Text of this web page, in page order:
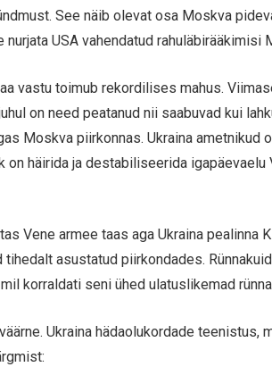
See näib olevat osa Moskva
nurjata USA vahendatud rahuläbirääkimisi
vastu toimub rekordilises mahus.
on need peatanud nii saabuvad kui
Moskva piirkonnas. Ukraina ametnikud
on häirida ja destabiliseerida
Vene armee taas aga Ukraina pealinna
tihedalt asustatud piirkondades.
korraldati seni ühed ulatuslikemad
Ukraina hädaolukordade teenistus,